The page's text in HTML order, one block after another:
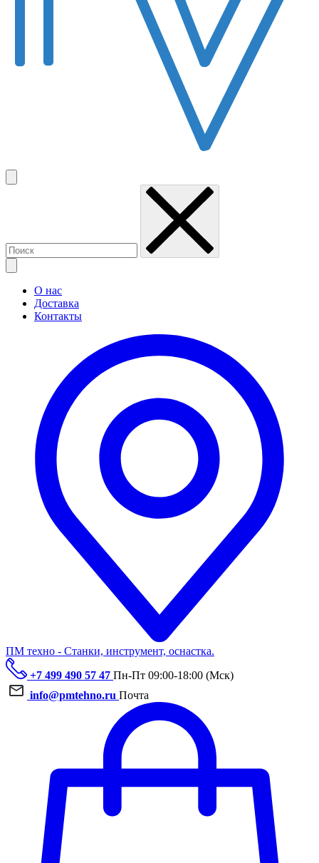
О нас
Доставка
Контакты
ПМ техно - Станки, инструмент, оснастка.
+7 499 490 57 47 Пн-Пт 09:00-18:00 (Мск)
info@pmtehno.ru Почта